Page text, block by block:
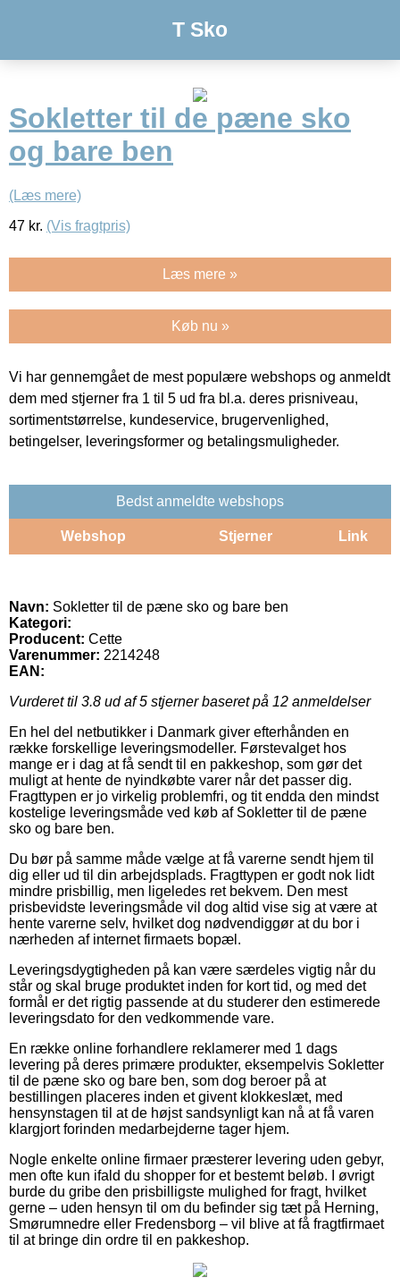
T Sko
Sokletter til de pæne sko
og bare ben
(Læs mere)
47 kr. (Vis fragtpris)
Læs mere »
Køb nu »
Vi har gennemgået de mest populære webshops og anmeldt
dem med stjerner fra 1 til 5 ud fra bl.a. deres prisniveau,
sortimentstørrelse, kundeservice, brugervenlighed,
betingelser, leveringsformer og betalingsmuligheder.
Bedst anmeldte webshops
Webshop Stjerner Link
Navn: Sokletter til de pæne sko og bare ben
Kategori:
Producent: Cette
Varenummer: 2214248
EAN:
Vurderet til 3.8 ud af 5 stjerner baseret på 12 anmeldelser
En hel del netbutikker i Danmark giver efterhånden en
række forskellige leveringsmodeller. Førstevalget hos
mange er i dag at få sendt til en pakkeshop, som gør det
muligt at hente de nyindkøbte varer når det passer dig.
Fragttypen er jo virkelig problemfri, og tit endda den mindst
kostelige leveringsmåde ved køb af Sokletter til de pæne
sko og bare ben.
Du bør på samme måde vælge at få varerne sendt hjem til
dig eller ud til din arbejdsplads. Fragttypen er godt nok lidt
mindre prisbillig, men ligeledes ret bekvem. Den mest
prisbevidste leveringsmåde vil dog altid vise sig at være at
hente varerne selv, hvilket dog nødvendiggør at du bor i
nærheden af internet firmaets bopæl.
Leveringsdygtigheden på kan være særdeles vigtig når du
står og skal bruge produktet inden for kort tid, og med det
formål er det rigtig passende at du studerer den estimerede
leveringsdato for den vedkommende vare.
En række online forhandlere reklamerer med 1 dags
levering på deres primære produkter, eksempelvis Sokletter
til de pæne sko og bare ben, som dog beroer på at
bestillingen placeres inden et givent klokkeslæt, med
hensynstagen til at de højst sandsynligt kan nå at få varen
klargjort forinden medarbejderne tager hjem.
Nogle enkelte online firmaer præsterer levering uden gebyr,
men ofte kun ifald du shopper for et bestemt beløb. I øvrigt
burde du gribe den prisbilligste mulighed for fragt, hvilket
gerne – uden hensyn til om du befinder sig tæt på Herning,
Smørumnedre eller Fredensborg – vil blive at få fragtfirmaet
til at bringe din ordre til en pakkeshop.